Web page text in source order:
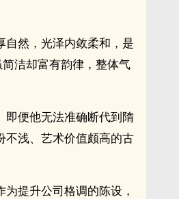
自然，光泽内敛柔和，是
洁却富有韵律，整体气
即便他无法准确断代到隋
不浅、艺术价值颇高的古
提升公司格调的陈设，